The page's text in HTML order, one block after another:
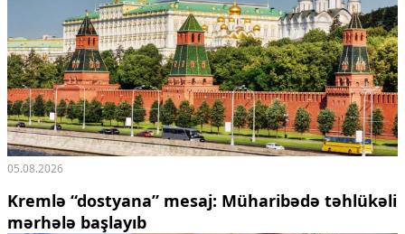
05.08.2026
Kremlə “dostyana” mesaj: Müharibədə təhlükəli
mərhələ başlayıb